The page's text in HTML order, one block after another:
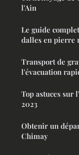
l'Ain
Le guide
dalles en pierre
Transport de
l'évacuation
Top astuces sur
2023
Obtenir un
Chimay